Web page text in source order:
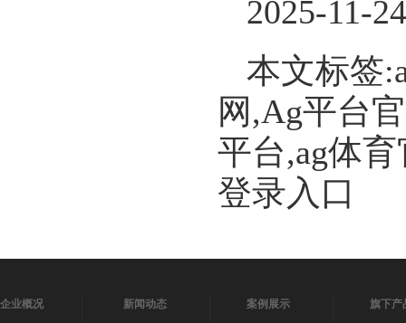
2025-11-24
本文标签
网,Ag平台
平台,ag体
登录入口
企业概况 新闻动态 案例展示 旗下产